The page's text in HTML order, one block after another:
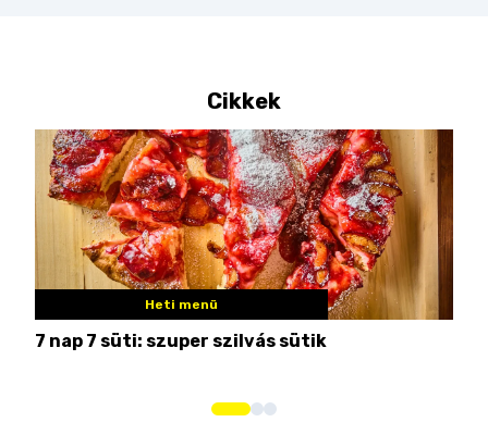
Cikkek
Heti menü
7 nap 7 süti: szuper szilvás sütik